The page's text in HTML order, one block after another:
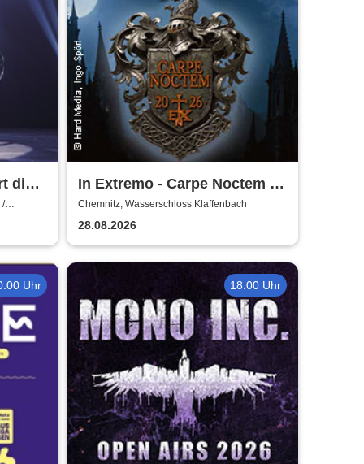
die
/
In Extremo - Carpe Noctem -
Burgentour 2026
Chemnitz, Wasserschloss Klaffenbach
28.08.2026
Uhr 18:00 Uhr